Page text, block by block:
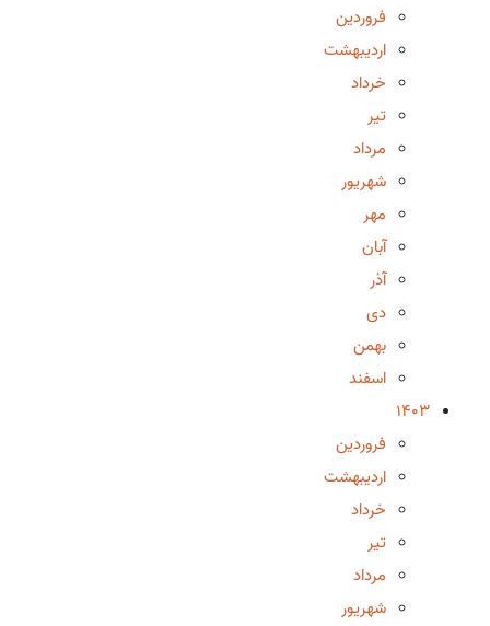
فروردین
اردیبهشت
خرداد
تیر
مرداد
شهریور
مهر
آبان
آذر
دی
بهمن
اسفند
1403
فروردین
اردیبهشت
خرداد
تیر
مرداد
شهریور